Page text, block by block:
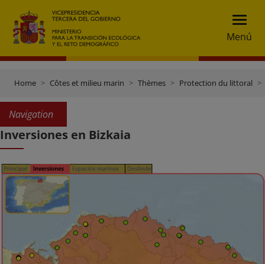
Menú
Home Côtes et milieu marin Thèmes Protection du littoral
Navigation
Inversiones en Bizkaia